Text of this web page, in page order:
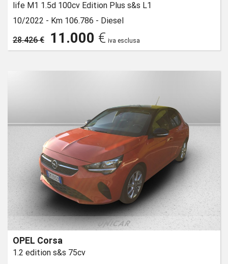
life M1 1.5d 100cv Edition Plus s&s L1
10/2022 - Km 106.786 - Diesel
28.426 €
11.000 € iva esclusa
OPEL Corsa
1.2 edition s&s 75cv